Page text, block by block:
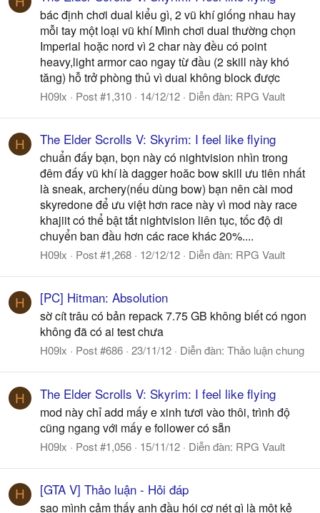
bác định chơi dual kiểu gì, 2 vũ khí giống nhau hay
mỗi tay một loại vũ khí Mình chơi dual thường chọn
Imperial hoặc nord vì 2 char này đều có point
heavy,light armor cao ngay từ đầu (2 skill này khó
tăng) hỗ trở phòng thủ vì dual không block được
H09lx Post #1,310 14/12/12 Diễn đàn: RPG Vault
H The Elder Scrolls V: Skyrim: I feel like flying
chuẩn đấy bạn, bọn này có nightvision nhìn trong
đêm đấy vũ khí là dagger hoăc bow skill ưu tiên nhất
là sneak, archery(nếu dùng bow) bạn nên cài mod
skyredone để ưu việt hơn race này vì mod này race
khajiit có thể bật tắt nightvision liên tục, tốc độ di
chuyển ban đầu hơn các race khác 20%....
H09lx Post #1,268 12/12/12 Diễn đàn: RPG Vault
H [PC] Hitman: Absolution
sờ cít trâu có bản repack 7.75 GB không biết có ngon
không đã có ai test chưa
H09lx Post #686 23/11/12 Diễn đàn: Thảo luận chung
H The Elder Scrolls V: Skyrim: I feel like flying
mod này chỉ add mấy e xinh tươi vào thôi, trình độ
cũng ngang với mấy e follower có sẵn
H09lx Post #1,056 15/11/12 Diễn đàn: RPG Vault
H [GTA V] Thảo luận - Hỏi đáp
sao mình cảm thấy anh đầu hói cơ nét gì là một kẻ